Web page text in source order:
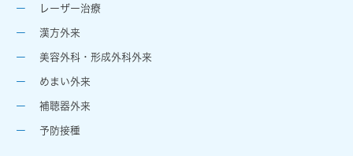
レーザー治療
漢方外来
美容外科・形成外科外来
めまい外来
補聴器外来
予防接種